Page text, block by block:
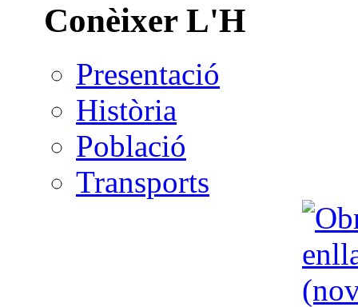
Conèixer L'H
Presentació
Història
Població
Transports